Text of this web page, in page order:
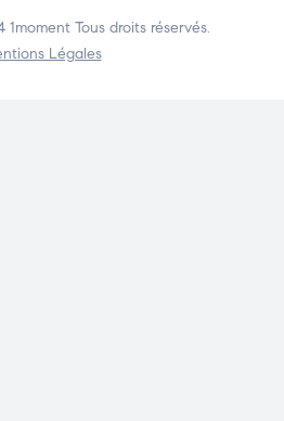
1moment Tous droits réservés.
Légales